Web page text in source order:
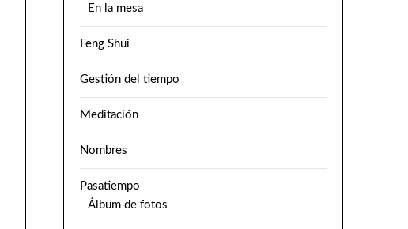
En la mesa
Feng Shui
Gestión del tiempo
Meditación
Nombres
Pasatiempo
Álbum de fotos